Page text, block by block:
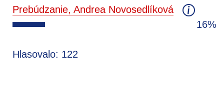
Prebúdzanie, Andrea Novosedlíková
16%
Hlasovalo: 122